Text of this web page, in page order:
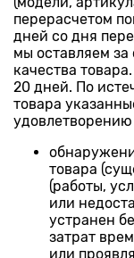
перерасчетом
дней со дня
мы оставляем
качества
20 дней. По
товара
товара
(работы,
или
устранен
затрат
или